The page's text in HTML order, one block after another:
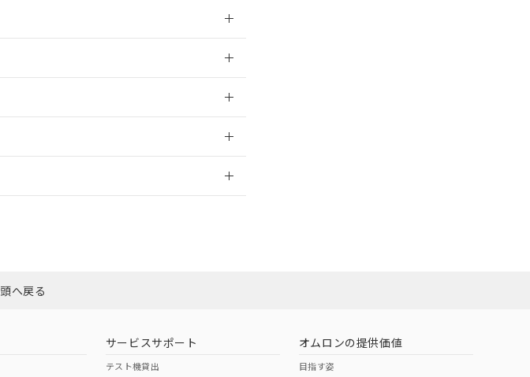
へ戻る
サービスサポート
テスト機貸出
オムロンの提供価値
目指す姿